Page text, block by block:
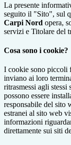
La presente
seguito il "Sito", sul
Carpi Nord opera,
servizi e Titolare del
Cosa sono i cookie?
I cookie sono piccoli
inviano ai loro
ritrasmessi agli
possono essere
responsabile del sito
estranei al sito web
informazioni
direttamente sui siti